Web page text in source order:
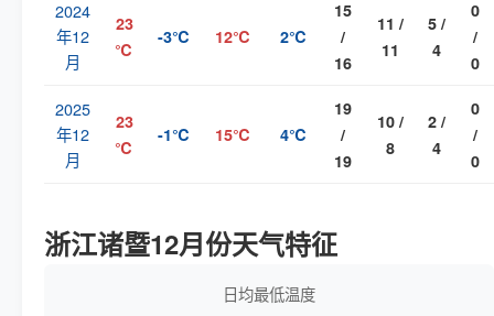
2024
年12
月
23
℃
-3℃ 12℃ 2℃
15
/
16
11 /
11
5 /
4
0
/
0
2025
年12
月
23
℃
-1℃ 15℃ 4℃
19
/
19
10 /
8
2 /
4
0
/
0
浙江诸暨12月份天气特征
日均最低温度